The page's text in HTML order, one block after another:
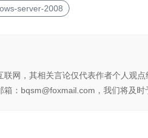
server-2008
联网，其相关言论仅代表作者个人观
：bqsm@foxmail.com，我们将及时